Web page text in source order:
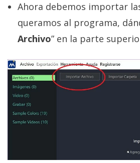
Ahora debemos importar
queramos al programa,
Archivo” en la parte